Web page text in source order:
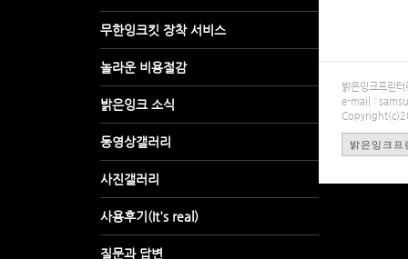
밝은잉크프
e-mail :
밝은잉크프